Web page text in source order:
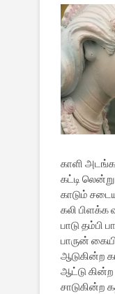
காளி
கட்டி
காடும்
கலி
பாடு தம்பி
பாருன்
ஆடுகின்ற
ஆட்டு
சாடுகின்ற